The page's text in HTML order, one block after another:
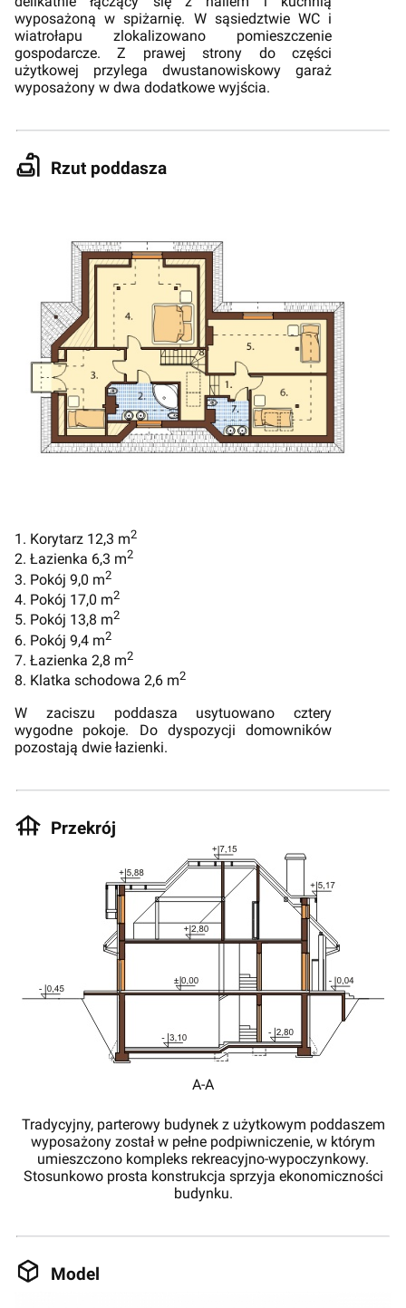
wyposażoną w spiżarnię. W sąsiedztwie WC i
wiatrołapu zlokalizowano pomieszczenie
gospodarcze. Z prawej strony do części
użytkowej przylega dwustanowiskowy garaż
wyposażony w dwa dodatkowe wyjścia.
Rzut poddasza
1. Korytarz 12,3 m2
2. Łazienka 6,3 m2
3. Pokój 9,0 m2
4. Pokój 17,0 m2
5. Pokój 13,8 m2
6. Pokój 9,4 m2
7. Łazienka 2,8 m2
8. Klatka schodowa 2,6 m2
W zaciszu poddasza usytuowano cztery
wygodne pokoje. Do dyspozycji domowników
pozostają dwie łazienki.
Przekrój
A-A
Tradycyjny, parterowy budynek z użytkowym poddaszem
wyposażony został w pełne podpiwniczenie, w którym
umieszczono kompleks rekreacyjno-wypoczynkowy.
Stosunkowo prosta konstrukcja sprzyja ekonomiczności
budynku.
Model